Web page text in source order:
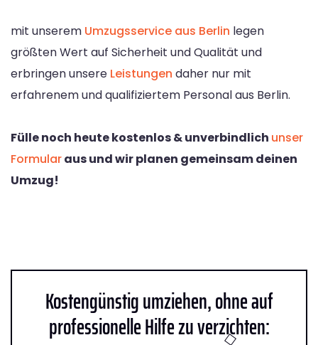
mit unserem Umzugsservice aus Berlin legen
größten Wert auf Sicherheit und Qualität und
erbringen unsere Leistungen daher nur mit
erfahrenem und qualifiziertem Personal aus Berlin.
Fülle noch heute kostenlos & unverbindlich unser
Formularaus und wir planen gemeinsam deinen
Umzug!
Kostengünstig umziehen, ohne auf
professionelle Hilfe zu verzichten: